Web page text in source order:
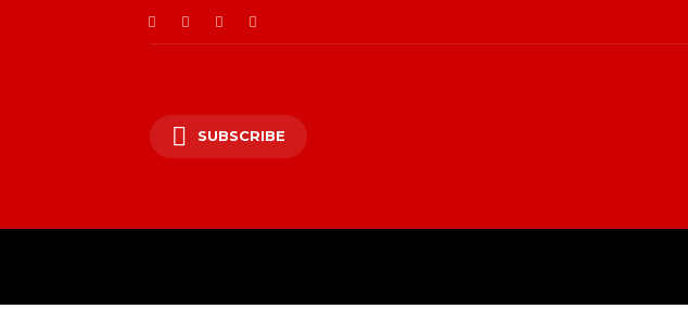
SUBSCRIBE